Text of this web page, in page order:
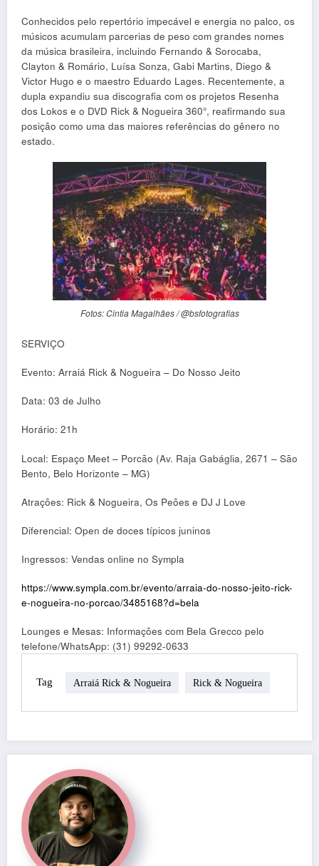
Conhecidos pelo repertório impecável e energia no palco, os
músicos acumulam parcerias de peso com grandes nomes
da música brasileira, incluindo Fernando & Sorocaba,
Clayton & Romário, Luísa Sonza, Gabi Martins, Diego &
Victor Hugo e o maestro Eduardo Lages. Recentemente, a
dupla expandiu sua discografia com os projetos Resenha
dos Lokos e o DVD Rick & Nogueira 360°, reafirmando sua
posição como uma das maiores referências do gênero no
estado.
Fotos: Cintia Magalhães / @bsfotografias
SERVIÇO
Evento: Arraiá Rick & Nogueira – Do Nosso Jeito
Data: 03 de Julho
Horário: 21h
Local: Espaço Meet – Porcão (Av. Raja Gabáglia, 2671 – São
Bento, Belo Horizonte – MG)
Atrações: Rick & Nogueira, Os Peões e DJ J Love
Diferencial: Open de doces típicos juninos
Ingressos: Vendas online no Sympla
https://www.sympla.com.br/evento/arraia-do-nosso-jeito-rick-
e-nogueira-no-porcao/3485168?d=bela
Lounges e Mesas: Informações com Bela Grecco pelo
telefone/WhatsApp: (31) 99292-0633
Tag Arraiá Rick & Nogueira Rick & Nogueira